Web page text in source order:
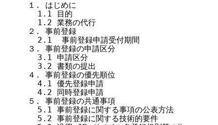
１. はじめに
  1.1 目的
  1.2 業務の代行
２. 事前登録
  2.1  事前登録申請受付期間
３. 事前登録の申請区分
  3.1 申請区分
  3.2 書類の提出
４. 事前登録の優先順位
  4.1 優先登録申請
  4.2 同時登録申請
５. 事前登録の共通事項
  5.1 事前登録に関する事項の公表方法
  5.2 事前登録に関する技術的要件